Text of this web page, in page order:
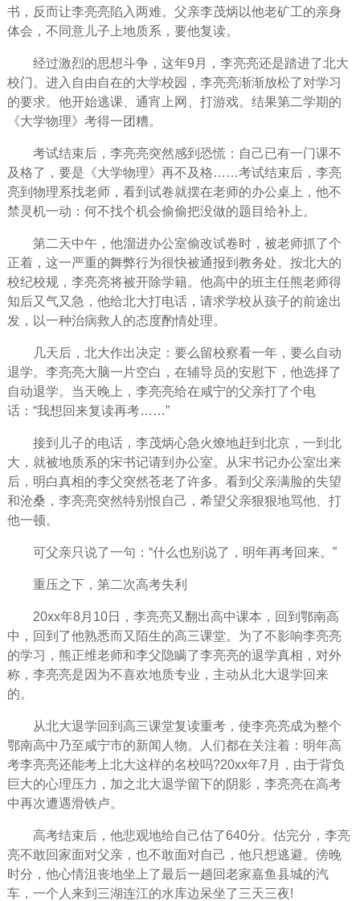
书，反而让李亮亮陷入两难。父亲李茂炳以他老矿工的亲身
体会，不同意儿子上地质系，要他复读。
经过激烈的思想斗争，这年9月，李亮亮还是踏进了北大
校门。进入自由自在的大学校园 ，李亮亮渐渐放松了对学习
的要求。他开始逃课、通宵上网、打游戏。结果第二学期的
《大学物理》考得一团糟。
考试结束后，李亮亮突然感到恐慌：自己已有一门课不
及格了，要是《大学物理》再不及格……考试结束后，李亮
亮到物理系找老师，看到试卷就摆在老师的办公桌上，他不
禁灵机一动：何不找个机会偷偷把没做的题目给补上。
第二天中午，他溜进办公室偷改试卷时，被老师抓了个
正着，这一严重的舞弊行为很快被通报到教务处。按北大的
校纪校规，李亮亮将被开除学籍。他高中的班主任熊老师得
知后又气又急，他给北大打电话，请求学校从孩子的前途出
发，以一种治病救人的态度酌情处理。
几天后，北大作出决定：要么留校察看一年，要么自动
退学。李亮亮大脑一片空白，在辅导员的安慰下，他选择了
自动退学。当天晚上，李亮亮给在咸宁的父亲打了个电
话：“我想回来复读再考……”
接到儿子的电话，李茂炳心急火燎地赶到北京，一到北
大，就被地质系的宋书记请到办公室。从宋书记办公室出来
后，明白真相的李父突然苍老了许多。看到父亲满脸的失望
和沧桑，李亮亮突然特别恨自己，希望父亲狠狠地骂他、打
他一顿。
可父亲只说了一句：“什么也别说了，明年再考回来。”
重压之下，第二次高考失利
20xx年8月10日，李亮亮又翻出高中课本，回到鄂南高
中，回到了他熟悉而又陌生的高三课堂。为了不影响李亮亮
的学习，熊正维老师和李父隐瞒了李亮亮的退学真相，对外
称，李亮亮是因为不喜欢地质专业，主动从北大退学回来
的。
从北大退学回到高三课堂复读重考，使李亮亮成为整个
鄂南高中乃至咸宁市的新闻人物。人们都在关注着：明年高
考李亮亮还能考上北大这样的名校吗?20xx年7月，由于背负
巨大的心理压力，加之北大退学留下的阴影，李亮亮在高考
中再次遭遇滑铁卢。
高考结束后，他悲观地给自己估了640分。估完分，李亮
亮不敢回家面对父亲，也不敢面对自己，他只想逃避。傍晚
时分，他心情沮丧地坐上了最后一趟回老家嘉鱼县城的汽
车， 一个人 来到三湖连江的水库边呆坐了三天三夜!